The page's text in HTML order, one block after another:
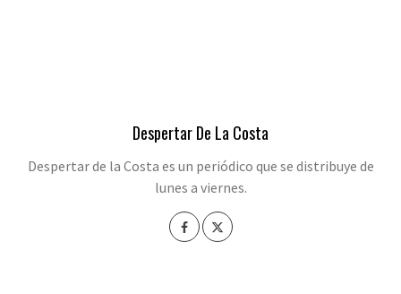
Despertar De La Costa
Despertar de la Costa es un periódico que se distribuye de
lunes a viernes.